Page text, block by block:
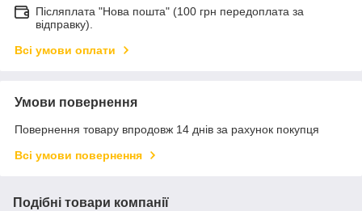
Післяплата "Нова пошта" (100 грн передоплата за
відправку).
Всі умови оплати
Умови повернення
Повернення товару впродовж 14 днів за рахунок покупця
Всі умови повернення
Подібні товари компанії